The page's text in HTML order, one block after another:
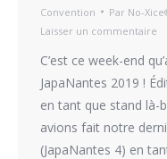
Convention Par No-
Laisser un commentaire
C’est ce week-end
JapaNantes 2019 !
en tant que stand là-
avions fait notre
(JapaNantes 4) en